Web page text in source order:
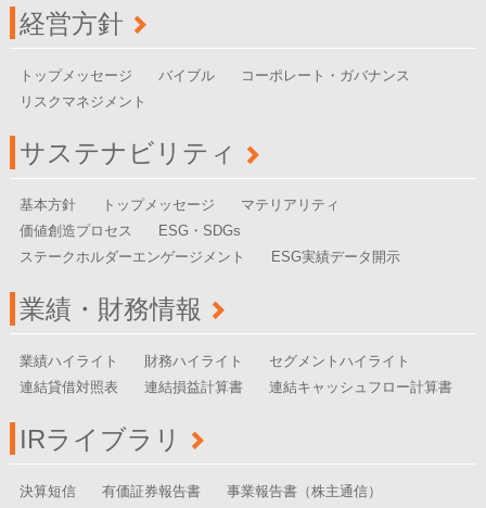
経営方針
トップメッセージ バイブル
コーポレート・ガバナンス
リスクマネジメント
サステナビリティ
基本方針 トップメッセージ
マテリアリティ
価値創造プロセス
ESG ・SDGs
ステークホルダーエンゲージメント
ESG実績データ開示
業績・財務情報
業績ハイライト 財務ハイライト
セグメントハイライト
連結貸借対照表
連結損益計算書 連結キャッシュフロー計算書
IRライブラリ
決算短信 有価証券報告書
事業報告書（株主通信）